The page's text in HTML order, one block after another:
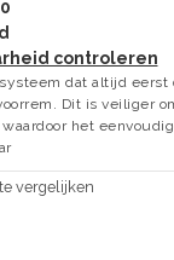
controleren
dat altijd
Dit is veiliger
het
vergelijken